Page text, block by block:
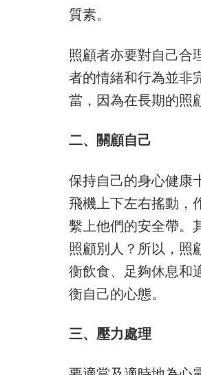
質素。
照顧者亦要對自己合
者的情緒和行為並非
當，因為在長期的照
二、關顧自己
保持自己的身心健康
飛機上下左右搖動，
繫上他們的安全帶。
照顧別人？所以，照
衡飲食、足夠休息和
衡自己的心態。
三、壓力處理